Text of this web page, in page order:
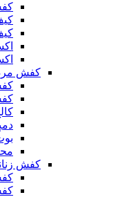
کفش
کفش